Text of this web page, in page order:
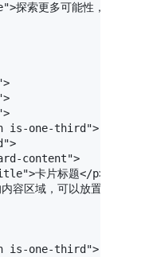
>探索更多可能性，构建优
>
>
>
is-one-third">
>
content">
>卡片标题</p>
容区域，可以放置图片、
is-one-third">